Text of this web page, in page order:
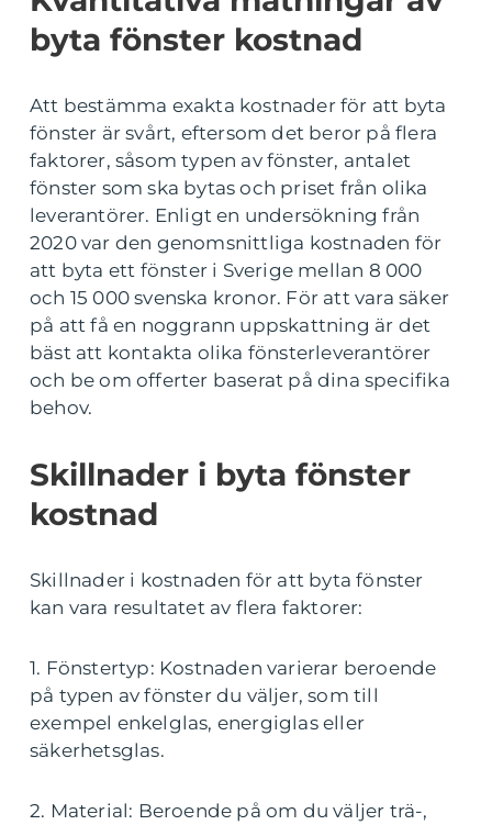
byta fönster kostnad
Att bestämma exakta kostnader för att byta
fönster är svårt, eftersom det beror på flera
faktorer, såsom typen av fönster, antalet
fönster som ska bytas och priset från olika
leverantörer. Enligt en undersökning från
2020 var den genomsnittliga kostnaden för
att byta ett fönster i Sverige mellan 8 000
och 15 000 svenska kronor. För att vara säker
på att få en noggrann uppskattning är det
bäst att kontakta olika fönsterleverantörer
och be om offerter baserat på dina specifika
behov.
Skillnader i byta fönster
kostnad
Skillnader i kostnaden för att byta fönster
kan vara resultatet av flera faktorer:
1. Fönstertyp: Kostnaden varierar beroende
på typen av fönster du väljer, som till
exempel enkelglas, energiglas eller
säkerhetsglas.
2. Material: Beroende på om du väljer trä-,